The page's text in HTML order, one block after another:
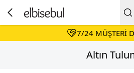
KOŞULSUZ &
7/24 MÜŞTERI
DAIMA HESAPLI
Altın